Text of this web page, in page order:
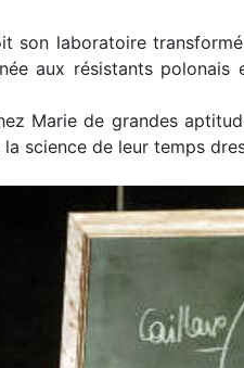
son laboratoire
aux résistants polonais
Marie de grandes
science de leur temps